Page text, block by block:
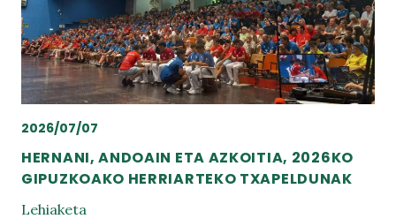
2026/07/07
HERNANI, ANDOAIN ETA AZKOITIA, 2026KO
GIPUZKOAKO HERRIARTEKO TXAPELDUNAK
Lehiaketa